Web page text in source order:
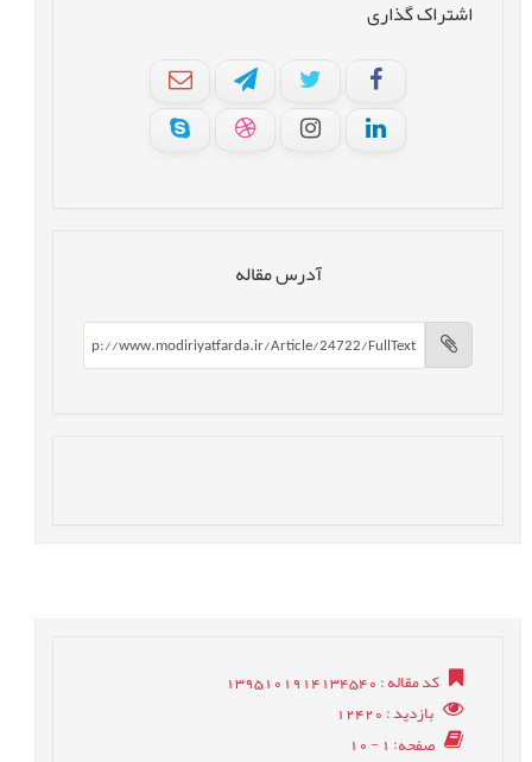
اشتراک گذاری
آدرس مقاله
کد مقاله: 1395101914134540
بازدید: 12420
صفحه: 1 - 10